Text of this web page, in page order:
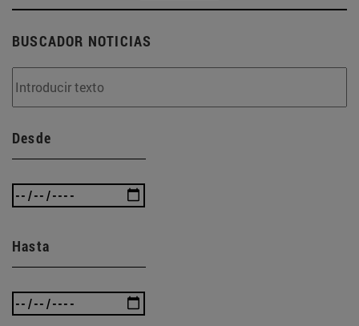
BUSCADOR NOTICIAS
Desde
Hasta